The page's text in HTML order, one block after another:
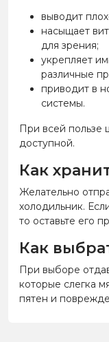
выводит
насыщает
для зрения;
укрепляет
различные
приводит в
системы.
При всей пользе
доступной.
Как
Желательно
холодильник.
то оставьте его
Как
При выборе
которые слегка
пятен и